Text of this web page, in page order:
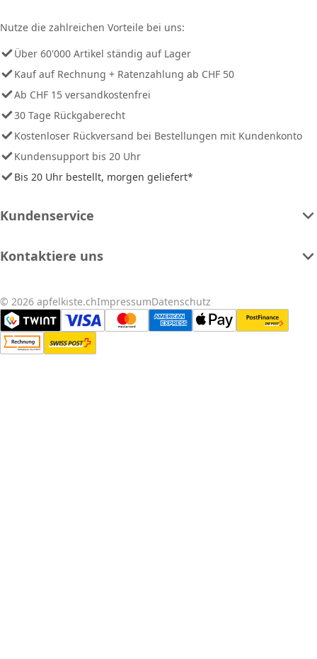
Nutze die zahlreichen Vorteile bei uns:
Über 60'000 Artikel ständig auf Lager
Kauf auf Rechnung + Ratenzahlung ab CHF 50
Ab CHF 15 versandkostenfrei
30 Tage Rückgaberecht
Kostenloser Rückversand bei Bestellungen mit Kundenkonto
Kundensupport bis 20 Uhr
Bis 20 Uhr bestellt, morgen geliefert*
Kundenservice
Kontaktiere uns
© 2026 apfelkiste.chImpressumDatenschutz